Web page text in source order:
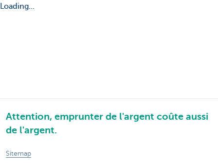
Loading...
Attention, emprunter de l'argent coûte aussi
de l'argent.
Sitemap